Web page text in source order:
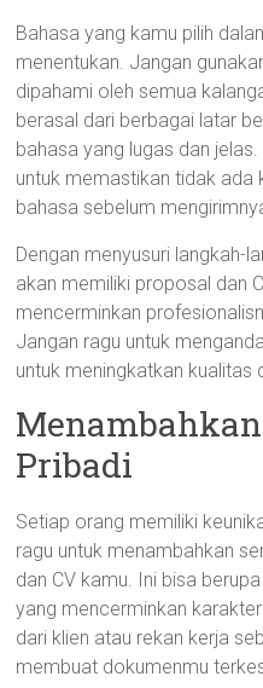
Bahasa yang kamu pilih
menentukan. Jangan
dipahami oleh semua
berasal dari berbagai latar
bahasa yang lugas dan
untuk memastikan tidak ada
bahasa sebelum
Dengan menyusuri langkah-
akan memiliki proposal dan
mencerminkan
Jangan ragu untuk
untuk meningkatkan kualitas
Pribadi
Setiap orang memiliki
ragu untuk menambahkan
dan CV kamu. Ini bisa
yang mencerminkan
dari klien atau rekan kerja
membuat dokumenmu